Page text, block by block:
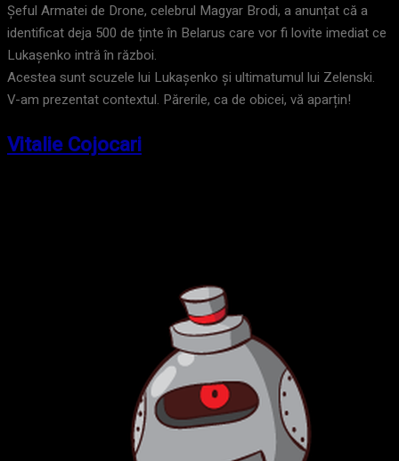
Șeful Armatei de Drone, celebrul Magyar Brodi, a anunțat că a
identificat deja 500 de ținte în Belarus care vor fi lovite imediat ce
Lukașenko intră în război.
Acestea sunt scuzele lui Lukașenko și ultimatumul lui Zelenski.
V-am prezentat contextul. Părerile, ca de obicei, vă aparțin!
Vitalie Cojocari